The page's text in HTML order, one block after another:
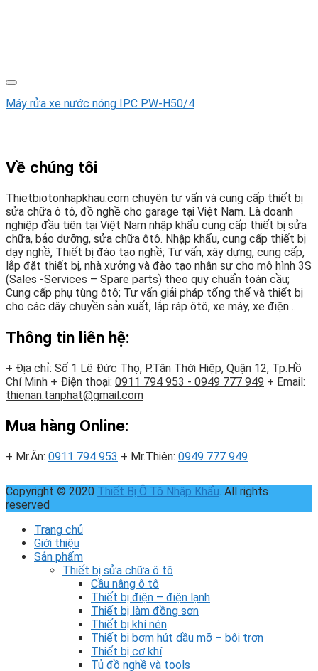
Máy rửa xe nước nóng IPC PW-H50/4
Về chúng tôi
Thietbiotonhapkhau.com chuyên tư vấn và cung cấp thiết bị
sửa chữa ô tô, đồ nghề cho garage tại Việt Nam. Là doanh
nghiệp đầu tiên tại Việt Nam nhập khẩu cung cấp thiết bị sửa
chữa, bảo dưỡng, sửa chữa ôtô. Nhập khẩu, cung cấp thiết bị
dạy nghề, Thiết bị đào tạo nghề; Tư vấn, xây dựng, cung cấp,
lắp đặt thiết bị, nhà xưởng và đào tạo nhân sự cho mô hình 3S
(Sales -Services – Spare parts) theo quy chuẩn toàn cầu;
Cung cấp phụ tùng ôtô; Tư vấn giải pháp tổng thể và thiết bị
cho các dây chuyền sản xuất, lắp ráp ôtô, xe máy, xe điện…
Thông tin liên hệ:
+ Địa chỉ: Số 1 Lê Đức Thọ, P.Tân Thới Hiệp, Quận 12, Tp.Hồ
Chí Minh + Điện thoại: 0911 794 953 - 0949 777 949 + Email:
thienan.tanphat@gmail.com
Mua hàng Online:
+ Mr.Ân: 0911 794 953 + Mr.Thiên: 0949 777 949
Copyright © 2020 Thiết Bị Ô Tô Nhập Khẩu. All rights
reserved
Trang chủ
Giới thiệu
Sản phẩm
Thiết bị sửa chữa ô tô
Cầu nâng ô tô
Thiết bị điện – điện lạnh
Thiết bị làm đồng sơn
Thiết bị khí nén
Thiết bị bơm hút dầu mỡ – bôi trơn
Thiết bị cơ khí
Tủ đồ nghề và tools